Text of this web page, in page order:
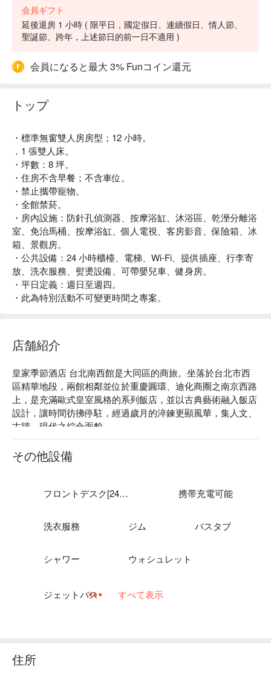
会員ギフト
延後退房 1 小時 ( 限平日，國定假日、連續假日、情人節、
聖誕節、跨年，上述節日的前一日不適用 )
会員になると最大 3% Funコイン還元
トップ
・標準無窗雙人房房型；12 小時。
．1 張雙人床。
・坪數：8 坪。
・住房不含早餐；不含車位。
・禁止攜帶寵物。
・全館禁菸。
・房內設施：防針孔偵測器、按摩浴缸、沐浴區、乾溼分離浴
室、免治馬桶、按摩浴缸、個人電視、客房影音、保險箱、冰
箱、景觀房。
・公共設備：24 小時櫃檯、電梯、Wi-Fi、提供插座、行李寄
放、洗衣服務、熨燙設備、可帶嬰兒車、健身房。
・平日定義：週日至週四。
・此為特別活動不可變更時間之專案。
店舗紹介
皇家季節酒店 台北南西館是大同區的商旅。坐落於台北市西
區精華地段，兩館相鄰並位於重慶圓環、迪化商圈之南京西路
上，是充滿歐式皇室風格的系列飯店，並以古典藝術融入飯店
設計，讓時間彷彿停駐，經過歲月的淬鍊更顯風華，集人文、
古蹟、現代之綜合面貌。
皇家季節酒店 台北南西館評價：Google 4.1 星
皇家季節酒店 台北南西館推薦：近捷運北門站及捷運台北車
站，步行 10 分鐘。
宿方案、皇家季節酒店 台北南西館休息方案立刻查看⬇︎
その他設備
フロントデスク[24時間] 携帯充電可能
洗衣服務 ジム バスタブ
シャワー ウォシュレット
ジェットバス すべて表示
住所